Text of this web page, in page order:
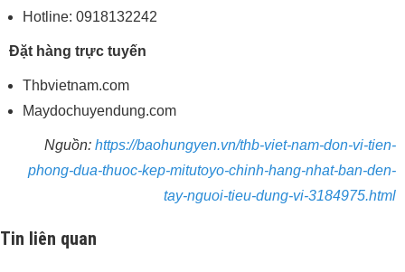
Hotline: 0918132242
Đặt hàng trực tuyến
Thbvietnam.com
Maydochuyendung.com
Nguồn: https://baohungyen.vn/thb-viet-nam-don-vi-tien-
phong-dua-thuoc-kep-mitutoyo-chinh-hang-nhat-ban-den-
tay-nguoi-tieu-dung-vi-3184975.html
Tin liên quan